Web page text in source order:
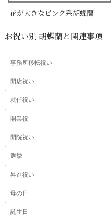
花が大きなピンク系胡蝶蘭
お祝い別 胡蝶蘭と関連事項
事務所移転祝い
開店祝い
就任祝い
開業祝
開院祝い
選挙
昇進祝い
母の日
誕生日